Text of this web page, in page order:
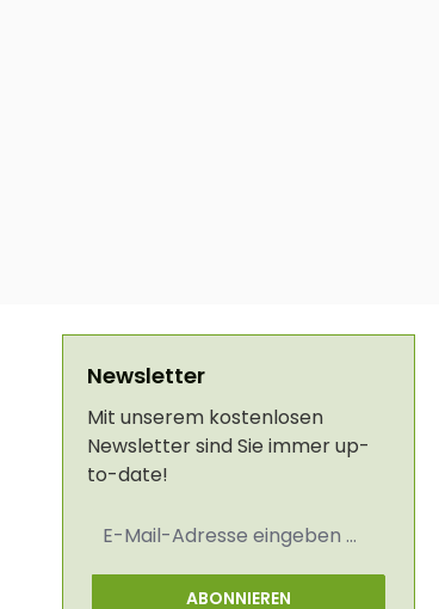
Newsletter
Mit unserem kostenlosen
Newsletter sind Sie immer up-
to-date!
Mail-
ABONNIEREN